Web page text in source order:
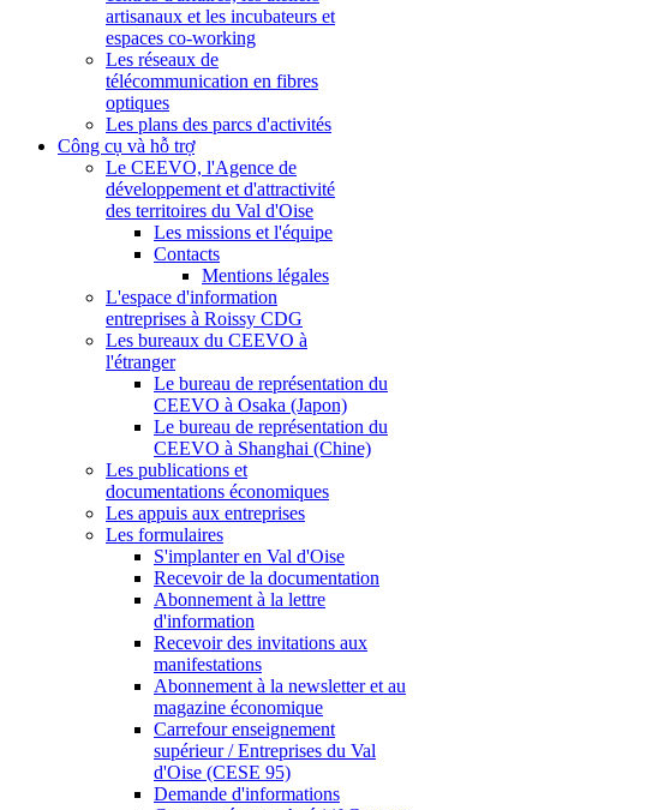
artisanaux et les incubateurs et
espaces co-working
Les réseaux de
télécommunication en fibres
optiques
Les plans des parcs d'activités
Công cụ và hỗ trợ
Le CEEVO, l'Agence de
développement et d'attractivité
des territoires du Val d'Oise
Les missions et l'équipe
Contacts
Mentions légales
L'espace d'information
entreprises à Roissy CDG
Les bureaux du CEEVO à
l'étranger
Le bureau de représentation du
CEEVO à Osaka (Japon)
Le bureau de représentation du
CEEVO à Shanghai (Chine)
Les publications et
documentations économiques
Les appuis aux entreprises
Les formulaires
S'implanter en Val d'Oise
Recevoir de la documentation
Abonnement à la lettre
d'information
Recevoir des invitations aux
manifestations
Abonnement à la newsletter et au
magazine économique
Carrefour enseignement
supérieur / Entreprises du Val
d'Oise (CESE 95)
Demande d'informations